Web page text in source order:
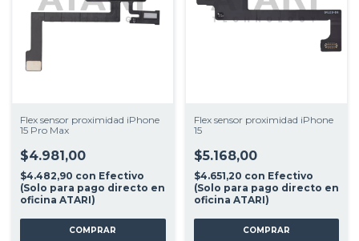
Flex sensor proximidad iPhone
15 Pro Max
$4.981,00
$4.482,90 con Efectivo
(Solo para pago directo en
oficina ATARI)
Flex sensor proximidad iPhone
15
$5.168,00
$4.651,20 con Efectivo
(Solo para pago directo en
oficina ATARI)